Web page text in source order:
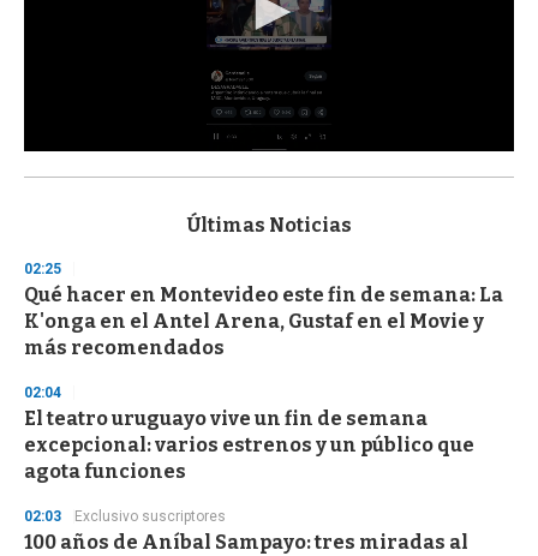
s
d
s
o
f
3
s
e
c
o
n
s
Últimas Noticias
02:25
Qué hacer en Montevideo este fin de semana: La
K'onga en el Antel Arena, Gustaf en el Movie y
más recomendados
02:04
El teatro uruguayo vive un fin de semana
excepcional: varios estrenos y un público que
agota funciones
02:03 Exclusivo suscriptores
100 años de Aníbal Sampayo: tres miradas al